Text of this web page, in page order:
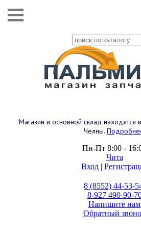
Магазин и основной склад
Челны.
Пн-Пт 8:00 -
Чита
Вход|
8 (8552) 44-53-
8-927 490-90-
Напишите нам
Обратный